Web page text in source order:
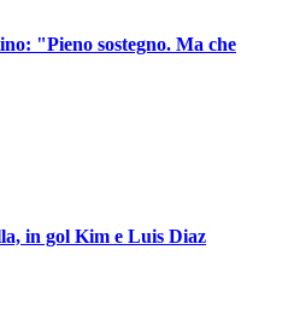
"Pieno sostegno. Ma che
in gol Kim e Luis Diaz